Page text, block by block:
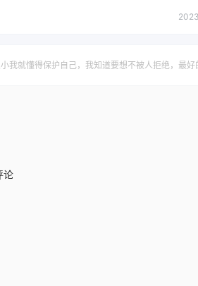
我就懂得保护自己，我知道要想不被人拒绝，最
论